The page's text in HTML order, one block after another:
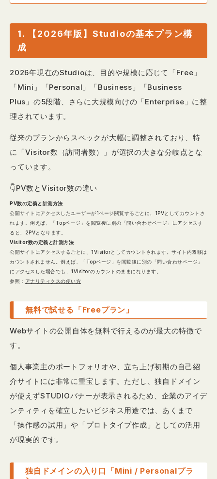
1. 【2026年版】Studioの基本プラン構
成
2026年現在のStudioは、目的や規模に応じて「Free」
「Mini」「Personal」「Business」「Business
Plus」の5段階、さらに大規模向けの「Enterprise」に整
理されています。
従来のプランからスペックが大幅に調整されており、特
に「Visitor数（訪問者数）」が選択の大きな分岐点とな
っています。
👇PV数とVisitor数の違い
PV数の定義と計測方法
公開サイトにアクセスしたユーザーが1ページ閲覧するごとに、1PVとしてカウントさ
れます。例えば、「Topページ」を閲覧後に別の「問い合わせページ」にアクセスす
ると、2PVとなります。
Visitor数の定義と計測方法
公開サイトにアクセスするごとに、1Visitorとしてカウントされます。サイト内遷移は
カウントされません。例えば、「Topページ」を閲覧後に別の「問い合わせページ」
にアクセスした場合でも、1Visitorのカウントのままになります。
参照： アナリティクスの使い方
無料で試せる「Freeプラン」
Webサイトの公開自体を無料で行えるのが最大の特徴で
す。
個人事業主のポートフォリオや、立ち上げ初期の自己紹
介サイトには非常に重宝します。ただし、独自ドメイン
が使えずSTUDIOバナーが表示されるため、企業のアイデ
ンティティを確立したいビジネス用途では、あくまで
「操作感の試用」や「プロトタイプ作成」としての活用
が現実的です。
独自ドメインの入り口「Mini / Personalプラ